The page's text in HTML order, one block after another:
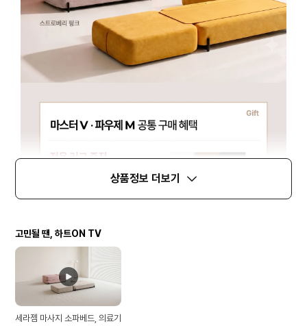
상품정보 더보기
고민될 땐, 하트ON TV
세라젬 마사지 소파베드, 의료기